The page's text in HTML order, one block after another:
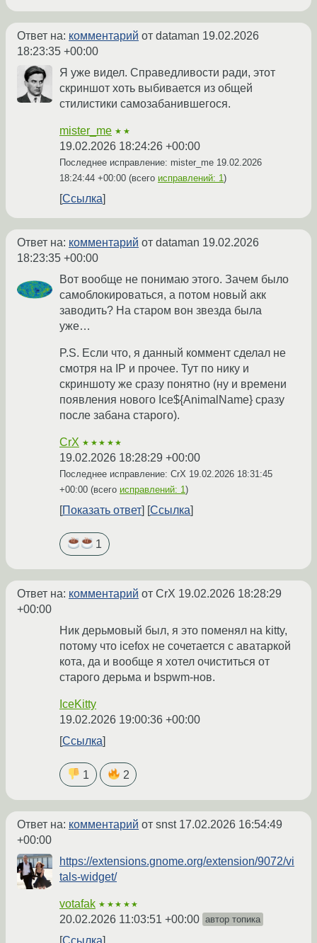
Ответ на: комментарий от dataman 19.02.2026
18:23:35 +00:00
Я уже видел. Справедливости ради, этот
скриншот хоть выбивается из общей
стилистики самозабанившегося.
mister_me ★★
19.02.2026 18:24:26 +00:00
Последнее исправление: mister_me 19.02.2026
18:24:44 +00:00 (всего исправлений: 1)
Ссылка
Ответ на: комментарий от dataman 19.02.2026
18:23:35 +00:00
Вот вообще не понимаю этого. Зачем было
самоблокироваться, а потом новый акк
заводить? На старом вон звезда была
уже…
P.S. Если что, я данный коммент сделал не
смотря на IP и прочее. Тут по нику и
скриншоту же сразу понятно (ну и времени
появления нового Ice${AnimalName} сразу
после забана старого).
CrX ★★★★★
19.02.2026 18:28:29 +00:00
Последнее исправление: CrX 19.02.2026 18:31:45
+00:00 (всего исправлений: 1)
Показать ответ Ссылка
1
Ответ на: комментарий от CrX 19.02.2026 18:28:29
+00:00
Ник дерьмовый был, я это поменял на kitty,
потому что icefox не сочетается с аватаркой
кота, да и вообще я хотел очиститься от
старого дерьма и bspwm-нов.
IceKitty
19.02.2026 19:00:36 +00:00
Ссылка
1 2
Ответ на: комментарий от snst 17.02.2026 16:54:49
+00:00
https://extensions.gnome.org/extension/9072/vi
tals-widget/
votafak ★★★★★
20.02.2026 11:03:51 +00:00 автор топика
Ссылка